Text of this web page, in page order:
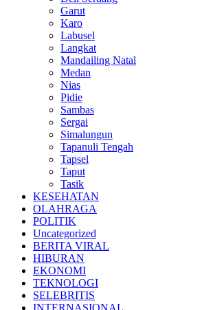
Garut
Karo
Labusel
Langkat
Mandailing Natal
Medan
Nias
Pidie
Sambas
Sergai
Simalungun
Tapanuli Tengah
Tapsel
Taput
Tasik
KESEHATAN
OLAHRAGA
POLITIK
Uncategorized
BERITA VIRAL
HIBURAN
EKONOMI
TEKNOLOGI
SELEBRITIS
INTERNASIONAL